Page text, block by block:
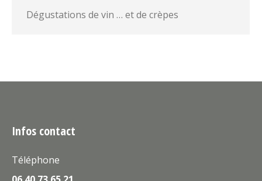
Dégustations de vin … et de crèpes
Infos contact
Téléphone